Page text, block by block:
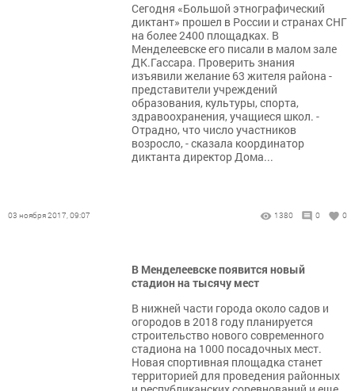
Сегодня «Большой этнографический
диктант» прошел в России и странах СНГ
на более 2400 площадках. В
Менделеевске его писали в малом зале
ДК.Гассара. Проверить знания
изъявили желание 63 жителя района -
представители учреждений
образования, культуры, спорта,
здравоохранения, учащиеся школ. -
Отрадно, что число участников
возросло, - сказала координатор
диктанта директор Дома...
03 ноября 2017, 09:07 1380 0 0
В Менделеевске появится новый
стадион на тысячу мест
В нижней части города около садов и
огородов в 2018 году планируется
строительство нового современного
стадиона на 1000 посадочных мест.
Новая спортивная площадка станет
территорией для проведения районных